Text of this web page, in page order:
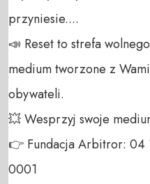
przyniesie....
📣 Reset to strefa
medium tworzone z
obywateli.
💥 Wesprzyj swoje
👉 Fundacja Arbitror: 04
0001